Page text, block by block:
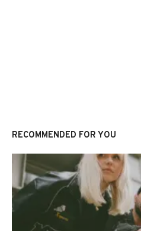
RECOMMENDED FOR YOU